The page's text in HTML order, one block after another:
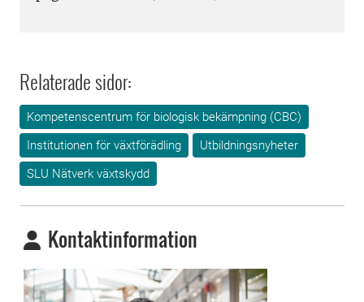
Relaterade sidor:
Kompetenscentrum för biologisk bekämpning (CBC)
Institutionen för växtförädling
Utbildningsnyheter
SLU Nätverk växtskydd
Kontaktinformation